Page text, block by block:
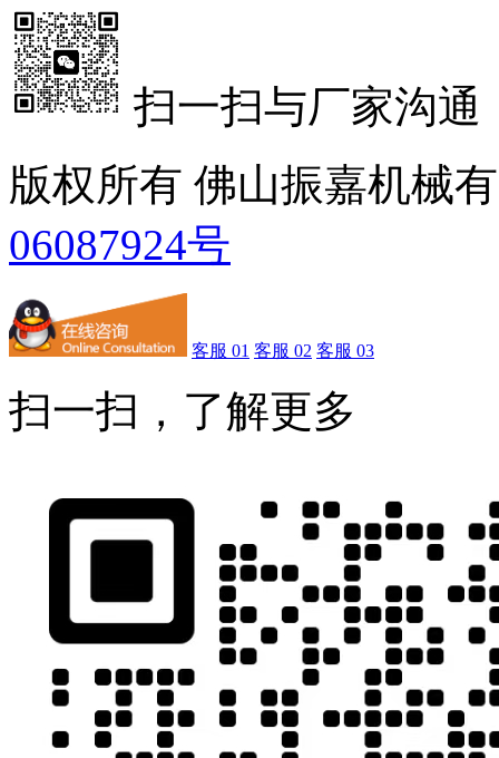
扫一扫与厂家沟通
版权所有 佛山振嘉机
06087924号
客服 01 客服 02 客服 03
扫一扫，了解更多